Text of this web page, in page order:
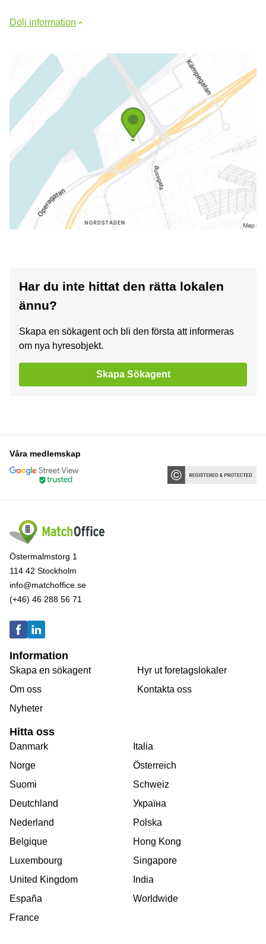
Dölj information
Har du inte hittat den rätta lokalen
ännu?
Skapa en sökagent och bli den första att informeras
om nya hyresobjekt.
Skapa Sökagent
Våra medlemskap
Östermalmstorg 1
114 42 Stockholm
info@matchoffice.se
(+46) 46 288 56 71
Information
Skapa en sökagent
Om oss
Nyheter
Hyr ut foretagslokaler
Kontakta oss
Hitta oss
Danmark
Norge
Suomi
Deutchland
Nederland
Belgique
Luxembourg
United Kingdom
España
France
Italia
Österreich
Schweiz
Україна
Polska
Hong Kong
Singapore
India
Worldwide